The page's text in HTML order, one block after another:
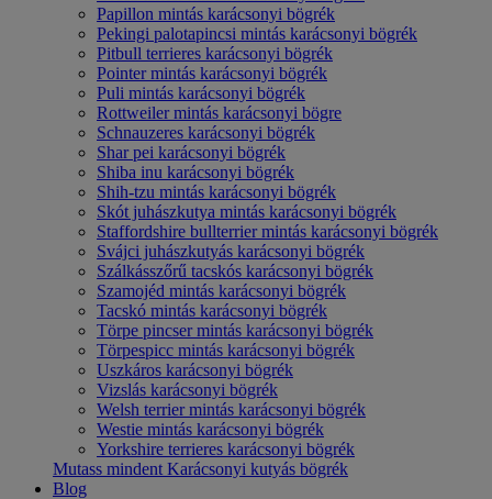
Papillon mintás karácsonyi bögrék
Pekingi palotapincsi mintás karácsonyi bögrék
Pitbull terrieres karácsonyi bögrék
Pointer mintás karácsonyi bögrék
Puli mintás karácsonyi bögrék
Rottweiler mintás karácsonyi bögre
Schnauzeres karácsonyi bögrék
Shar pei karácsonyi bögrék
Shiba inu karácsonyi bögrék
Shih-tzu mintás karácsonyi bögrék
Skót juhászkutya mintás karácsonyi bögrék
Staffordshire bullterrier mintás karácsonyi bögrék
Svájci juhászkutyás karácsonyi bögrék
Szálkásszőrű tacskós karácsonyi bögrék
Szamojéd mintás karácsonyi bögrék
Tacskó mintás karácsonyi bögrék
Törpe pincser mintás karácsonyi bögrék
Törpespicc mintás karácsonyi bögrék
Uszkáros karácsonyi bögrék
Vizslás karácsonyi bögrék
Welsh terrier mintás karácsonyi bögrék
Westie mintás karácsonyi bögrék
Yorkshire terrieres karácsonyi bögrék
Mutass mindent Karácsonyi kutyás bögrék
Blog